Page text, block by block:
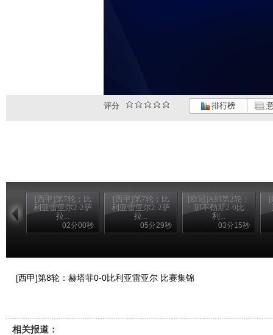
评分 排行榜
[西甲]第7轮：比
利亚雷亚尔2-2萨
拉...
02分00秒
[西甲]第7轮：比
利亚雷亚尔2-2萨
拉...
05分29秒
[欧冠]A组第2轮：
那不勒斯2-0比
利...
03分15秒
[
[西甲]第8轮：赫塔菲0-0比利亚雷亚尔 比赛集锦
相关报道：